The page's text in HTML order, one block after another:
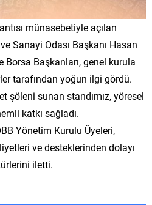
münasebetiyle açılan
Sanayi Odası Başkanı Hasan
Borsa Başkanları, genel kurula
tarafından yoğun ilgi gördü.
şöleni sunan standımız, yöresel
katkı sağladı.
Yönetim Kurulu Üyeleri,
ve desteklerinden dolayı
iletti.